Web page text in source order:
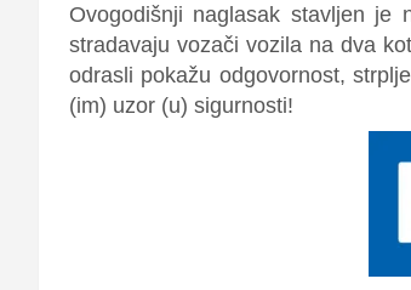
Ovogodišnji naglasak stavljen je
stradavaju vozači vozila na dva
odrasli pokažu odgovornost,
(im) uzor (u) sigurnosti!